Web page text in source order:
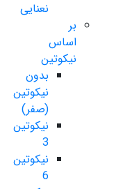
نعنایی
بر
اساس
نیکوتین
بدون
نیکوتین
(صفر)
نیکوتین
3
نیکوتین
6